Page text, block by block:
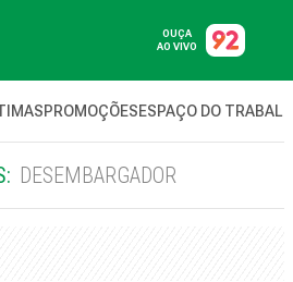
OUÇA
AO VIVO
PROMOÇÕESESPAÇO DO
DESEMBARGADOR